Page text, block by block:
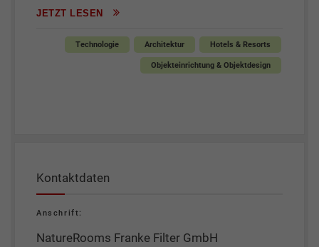
JETZT LESEN
Technologie Architektur Hotels & Resorts
Objekteinrichtung & Objektdesign
Kontaktdaten
Anschrift:
NatureRooms Franke Filter GmbH